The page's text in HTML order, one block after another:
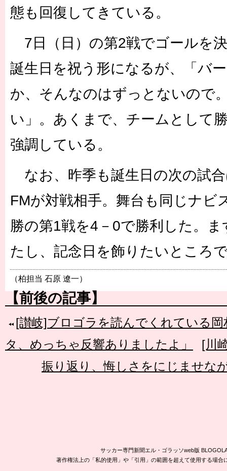
態も回復してきている。
7日（日）の第2戦でゴールを
誕生日を祝う形になるが、「バ
か、そんなのはずっとないので
い」。あくまで、チームとして
強調している。
なお、昨季も誕生日の次の試
FMが対戦相手。舞台も同じナビ
勝の第1戦を4－0で勝利した。
たし、記念日を飾りたいところ
（柏担当 石原 遼一）
【前後の記事】
[讃岐]ブロゴラを読んでくれている岡
タ、めっちゃ反響ありましたよ」
[川
振り返り、悔しさをにじませな
サッカー専門新聞エル・ゴラッソweb版
著作権法上の「私的使用」や「引用」の範囲を超えて使用する場